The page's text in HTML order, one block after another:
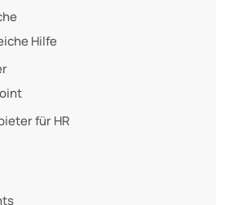
Hilfe
für HR